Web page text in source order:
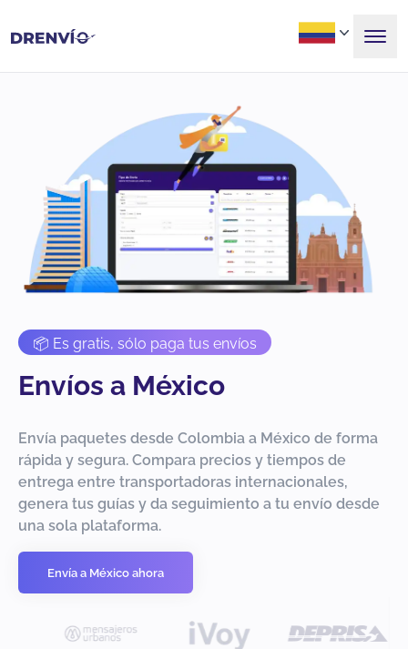
📦 Es gratis, sólo paga tus envíos
Envíos a México
Envía paquetes desde Colombia a México de forma
rápida y segura. Compara precios y tiempos de
entrega entre transportadoras internacionales,
genera tus guías y da seguimiento a tu envío desde
una sola plataforma.
Envía a México ahora